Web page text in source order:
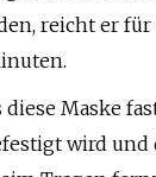
reicht er
diese Maske
wird und